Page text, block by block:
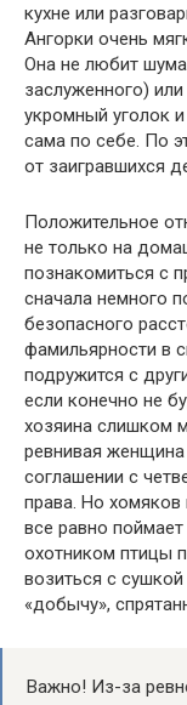
кухне или
Ангорки очень
Она не любит
заслуженного)
укромный уголок
сама по себе. По
от заигравшихся
Положительное
не только на
познакомиться с
сначала немного
безопасного
фамильярности в
подружится с
если конечно не
хозяина слишком
ревнивая
соглашении с
права. Но хомяков
все равно
охотником птицы
возиться с
«добычу»,
Важно! Из-за